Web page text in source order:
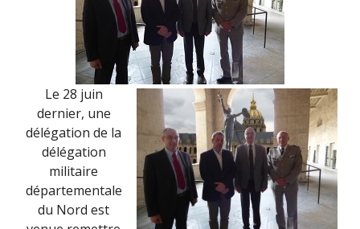
Le 28 juin
dernier, une
délégation de la
délégation
militaire
départementale
du Nord est